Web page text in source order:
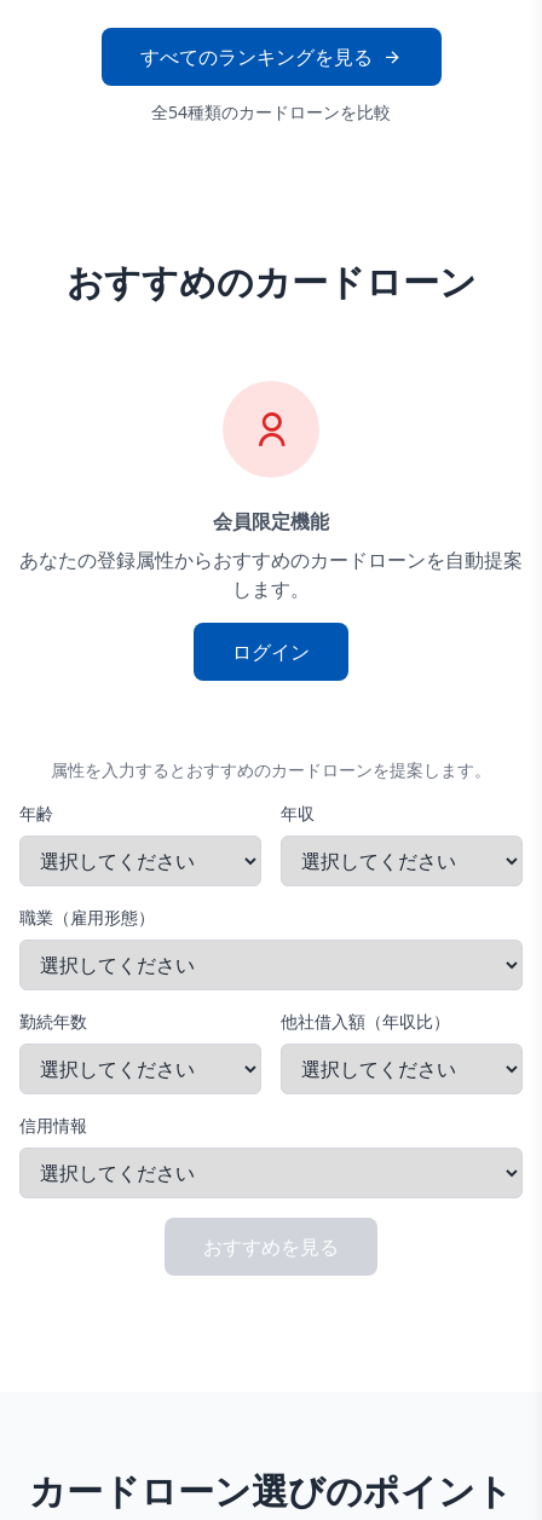
すべてのランキングを見る
全54種類のカードローンを比較
おすすめのカードローン
会員限定機能
あなたの登録属性からおすすめのカードローンを自動提案
します。
ログイン
属性を入力するとおすすめのカードローンを提案します。
年齢
職業（雇用形態）
年収
勤続年数 他社借入額（年収比）
信用情報
おすすめを見る
カードローン選びのポイント